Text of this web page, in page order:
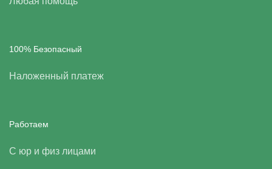
100% Безопасный
Наложенный платеж
Работаем
С юр и физ лицами